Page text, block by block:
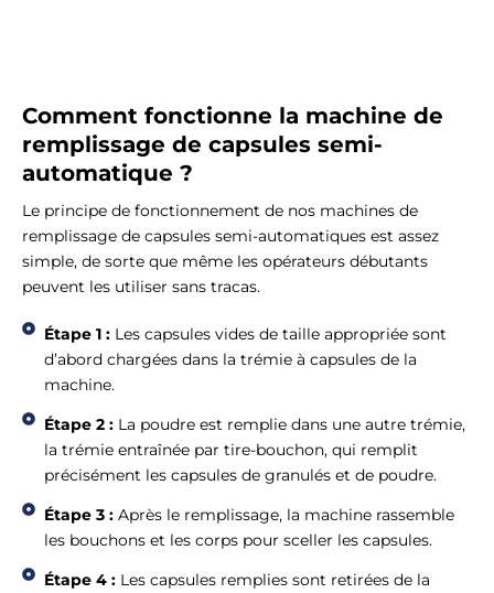
Comment fonctionne la machine de
remplissage de capsules semi-
automatique ?
Le principe de fonctionnement de nos machines de
remplissage de capsules semi-automatiques est assez
simple, de sorte que même les opérateurs débutants
peuvent les utiliser sans tracas.
Étape 1 : Les capsules vides de taille appropriée sont
d’abord chargées dans la trémie à capsules de la
machine.
Étape 2 : La poudre est remplie dans une autre trémie,
la trémie entraînée par tire-bouchon, qui remplit
précisément les capsules de granulés et de poudre.
Étape 3 : Après le remplissage, la machine rassemble
les bouchons et les corps pour sceller les capsules.
Étape 4 : Les capsules remplies sont retirées de la